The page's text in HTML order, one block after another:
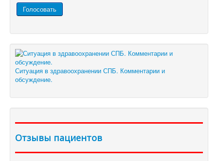
Ситуация в здравоохранении СПБ. Комментарии и
обсуждение.
Отзывы пациентов